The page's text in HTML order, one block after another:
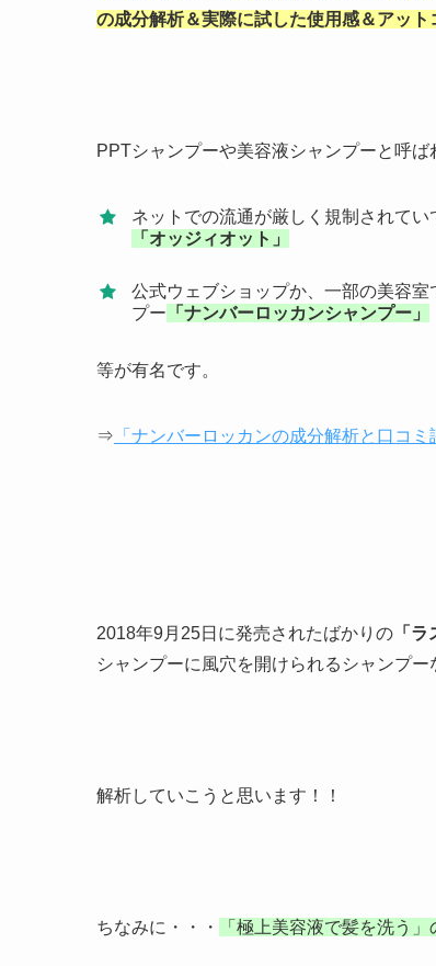
の成分解析＆実際に試した使用感＆アッ
PPTシャンプーや美容液シャンプーと呼ば
ネットでの流通が厳しく規制されて
「オッジィオット」
公式ウェブショップか、一部の美容
プー 「ナンバーロッカンシャンプー」
等が有名です。
⇒ 「ナンバーロッカンの成分解析と口コ
2018年9月25日に発売されたばかりの 「
シャンプーに風穴を開けられるシャンプー
解析していこうと思います！！
ちなみに・・・ 「極上美容液で髪を洗う